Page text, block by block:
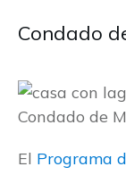
Condado
Condado de
El Programa